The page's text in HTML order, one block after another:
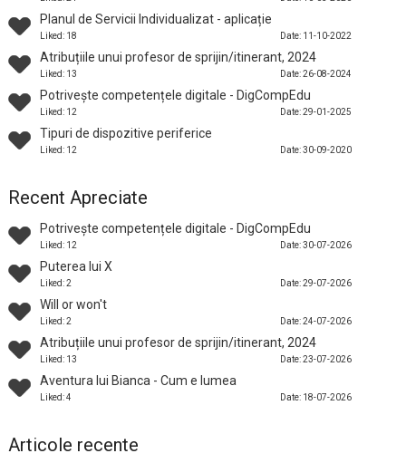
Planul de Servicii Individualizat - aplicație
Liked: 18 Date: 11-10-2022
Atribuțiile unui profesor de sprijin/itinerant, 2024
Liked: 13 Date: 26-08-2024
Potrivește competențele digitale - DigCompEdu
Liked: 12 Date: 29-01-2025
Tipuri de dispozitive periferice
Liked: 12 Date: 30-09-2020
Recent Apreciate
Potrivește competențele digitale - DigCompEdu
Liked: 12 Date: 30-07-2026
Puterea lui X
Liked: 2 Date: 29-07-2026
Will or won't
Liked: 2 Date: 24-07-2026
Atribuțiile unui profesor de sprijin/itinerant, 2024
Liked: 13 Date: 23-07-2026
Aventura lui Bianca - Cum e lumea
Liked: 4 Date: 18-07-2026
Articole recente